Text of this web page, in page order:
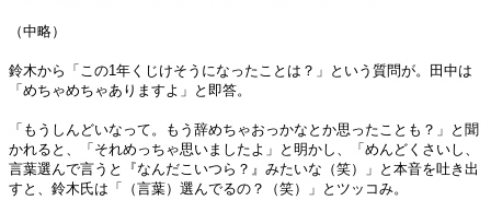
（中略）
鈴木から「この1年くじけそうになったことは？」という質問が。田中は
「めちゃめちゃありますよ」と即答。
「もうしんどいなって。もう辞めちゃおっかなとか思ったことも？」と聞
かれると、「それめっちゃ思いましたよ」と明かし、「めんどくさいし、
言葉選んで言うと『なんだこいつら？』みたいな（笑）」と本音を吐き出
すと、鈴木氏は「（言葉）選んでるの？（笑）」とツッコみ。